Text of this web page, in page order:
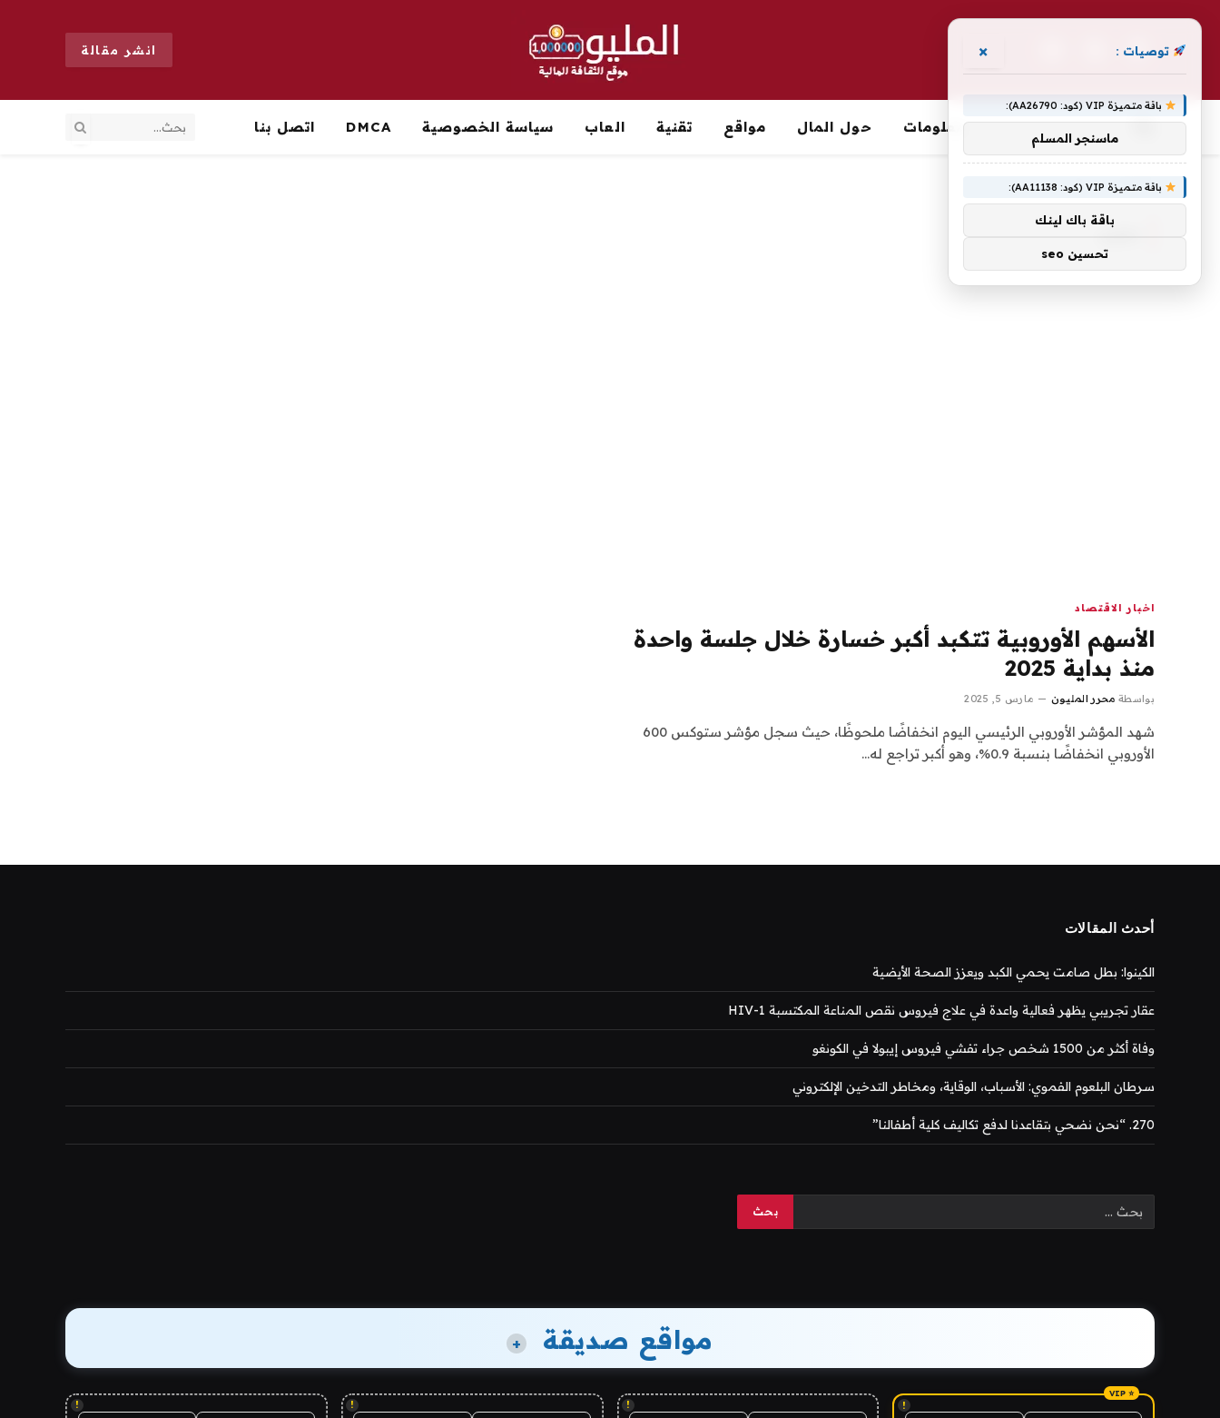
فيسبوك
(Twitter)
انشر مقالة
معلومات حول المال مواقع تقنية العاب سياسة الخصوصية DMCA اتصل بنا
تتكبد
اخبار الاقتصاد
الأسهم الأوروبية تتكبد أكبر خسارة خلال جلسة واحدة
منذ بداية 2025
بواسطة محرر المليون مارس 5, 2025
شهد المؤشر الأوروبي الرئيسي اليوم انخفاضًا ملحوظًا، حيث سجل مؤشر ستوكس 600
الأوروبي انخفاضًا بنسبة 0.9%، وهو أكبر تراجع له…
أحدث المقالات
الكينوا: بطل صامت يحمي الكبد ويعزز الصحة الأيضية
عقار تجريبي يظهر فعالية واعدة في علاج فيروس نقص المناعة المكتسبة HIV-1
وفاة أكثر من 1500 شخص جراء تفشي فيروس إيبولا في الكونغو
سرطان البلعوم الفموي: الأسباب، الوقاية، ومخاطر التدخين الإلكتروني
270. “نحن نضحي بتقاعدنا لدفع تكاليف كلية أطفالنا”
مواقع صديقة +
!
!
!
!
توصيات : ×
باقة متميزة VIP (كود: AA26790):
ماسنجر المسلم
باقة متميزة VIP (كود: AA11138):
باقة باك لينك
تحسين seo